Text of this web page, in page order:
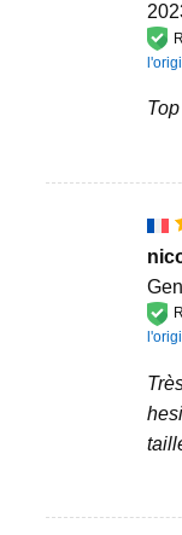
Top